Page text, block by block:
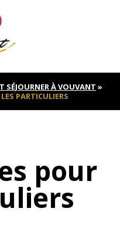
SÉJOURNER À VOUVANT »
PARTICULIERS
pour